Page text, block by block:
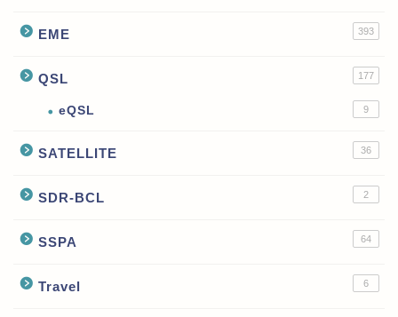
EME 393
QSL 177
eQSL 9
SATELLITE 36
SDR-BCL 2
SSPA 64
Travel 6